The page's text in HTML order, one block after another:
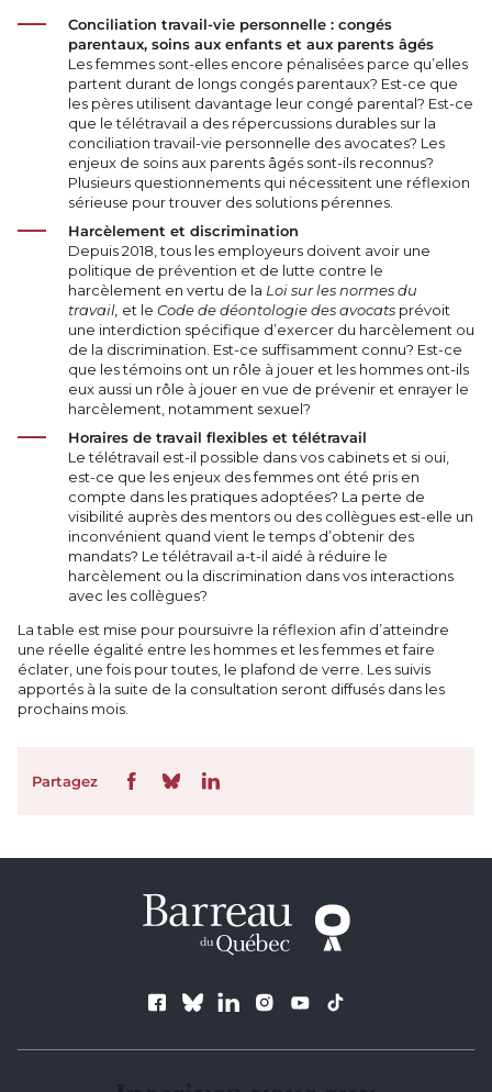
Conciliation travail-vie personnelle : congés
parentaux, soins aux enfants et aux parents âgés
Les femmes sont-elles encore pénalisées parce qu’elles
partent durant de longs congés parentaux? Est-ce que
les pères utilisent davantage leur congé parental? Est-ce
que le télétravail a des répercussions durables sur la
conciliation travail-vie personnelle des avocates? Les
enjeux de soins aux parents âgés sont-ils reconnus?
Plusieurs questionnements qui nécessitent une réflexion
sérieuse pour trouver des solutions pérennes.
Harcèlement et discrimination
Depuis 2018, tous les employeurs doivent avoir une
politique de prévention et de lutte contre le
harcèlement en vertu de la Loi sur les normes du
travail, et le Code de déontologie des avocatsprévoit
une interdiction spécifique d’exercer du harcèlement ou
de la discrimination. Est-ce suffisamment connu? Est-ce
que les témoins ont un rôle à jouer et les hommes ont-ils
eux aussi un rôle à jouer en vue de prévenir et enrayer le
harcèlement, notamment sexuel?
Horaires de travail flexibles et télétravail
Le télétravail est-il possible dans vos cabinets et si oui,
est-ce que les enjeux des femmes ont été pris en
compte dans les pratiques adoptées? La perte de
visibilité auprès des mentors ou des collègues est-elle un
inconvénient quand vient le temps d’obtenir des
mandats? Le télétravail a-t-il aidé à réduire le
harcèlement ou la discrimination dans vos interactions
avec les collègues?
La table est mise pour poursuivre la réflexion afin d’atteindre
une réelle égalité entre les hommes et les femmes et faire
éclater, une fois pour toutes, le plafond de verre. Les suivis
apportés à la suite de la consultation seront diffusés dans les
prochains mois.
Partagez
Suivez le Barreau